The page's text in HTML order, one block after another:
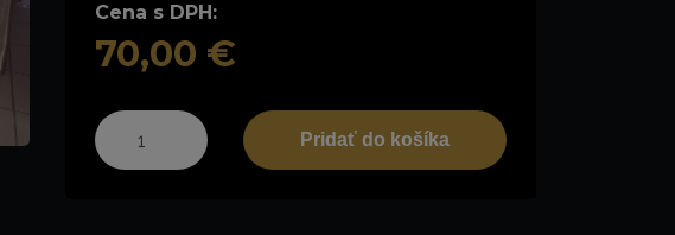
Cena s DPH:
70,00 €
Pridať do košíka